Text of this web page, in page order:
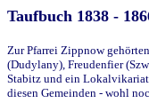
Taufbuch 1838 -
Zur Pfarrei Zippnow
(Dudylany), Freudenfier
Stabitz und ein Lokalvikariat
diesen Gemeinden - wohl